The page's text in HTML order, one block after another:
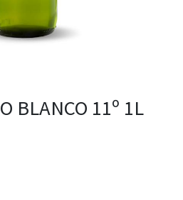
BLANCO 11º 1L